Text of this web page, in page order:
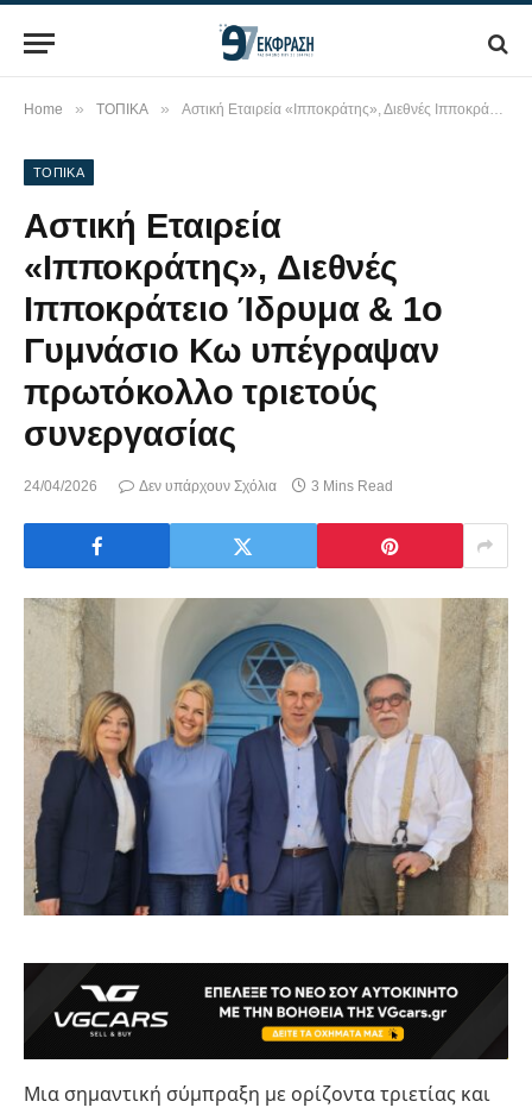
Home » ΤΟΠΙΚΑ » Αστική Εταιρεία «Ιπποκράτης», Διεθνές Ιπποκράτειο Ίδρυμα & 1ο Γυμνάσιο Κω υπέγραψαν πρωτόκολλο τριετούς συνεργασίας
ΤΟΠΙΚΑ
Αστική Εταιρεία
«Ιπποκράτης», Διεθνές
Ιπποκράτειο Ίδρυμα & 1ο
Γυμνάσιο Κω υπέγραψαν
πρωτόκολλο τριετούς
συνεργασίας
24/04/2026 Δεν υπάρχουν Σχόλια 3 Mins Read
Μια σημαντική σύμπραξη με ορίζοντα τριετίας και